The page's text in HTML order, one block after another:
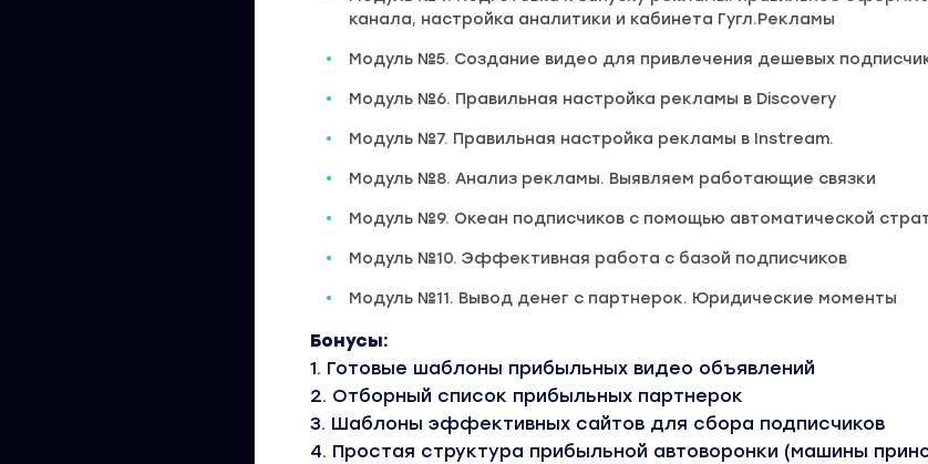
канала, настройка аналитики и кабинета Гугл.Рекламы
Модуль №5. Создание видео для привлечения дешевых
Модуль №6. Правильная настройка рекламы в Discovery
Модуль №7. Правильная настройка рекламы в Instream.
Модуль №8. Анализ рекламы. Выявляем работающие связки
Модуль №9. Океан подписчиков с помощью автоматической
Модуль №10. Эффективная работа с базой подписчиков
Модуль №11. Вывод денег с партнерок. Юридические моменты
Бонусы:
1. Готовые шаблоны прибыльных видео объявлений
2. Отборный список прибыльных партнерок
3. Шаблоны эффективных сайтов для сбора подписчиков
4. Простая структура прибыльной автоворонки (машины